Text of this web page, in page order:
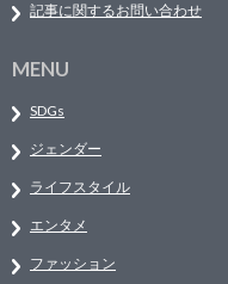
記事に関するお問い合わせ
MENU
SDGs
ジェンダー
ライフスタイル
エンタメ
ファッション